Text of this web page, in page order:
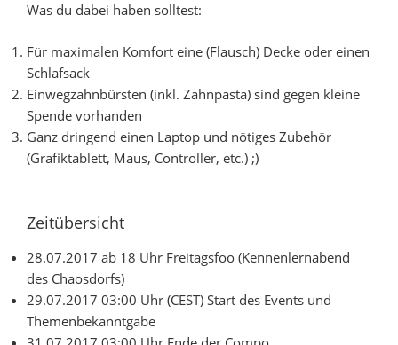
Was du dabei haben solltest:
Für maximalen Komfort eine (Flausch) Decke oder einen
Schlafsack
Einwegzahnbürsten (inkl. Zahnpasta) sind gegen kleine
Spende vorhanden
Ganz dringend einen Laptop und nötiges Zubehör
(Grafiktablett, Maus, Controller, etc.) ;)
Zeitübersicht
28.07.2017 ab 18 Uhr Freitagsfoo (Kennenlernabend
des Chaosdorfs)
29.07.2017 03:00 Uhr (CEST) Start des Events und
Themenbekanntgabe